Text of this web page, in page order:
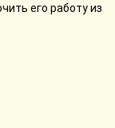
его работу из